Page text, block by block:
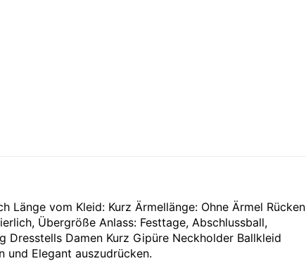
Länge vom Kleid: Kurz Ärmellänge: Ohne Ärmel Rücken
Übergröße Anlass: Festtage, Abschlussball,
Dresstells Damen Kurz Gipüre Neckholder Ballkleid
und Elegant auszudrücken.